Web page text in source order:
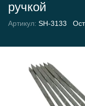
ручкой
Артикул: SH-3133